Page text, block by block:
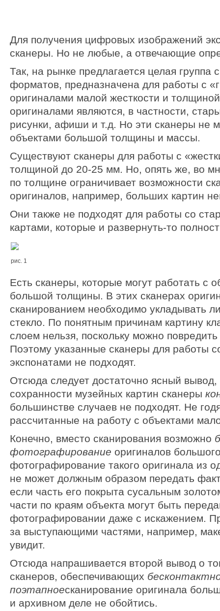
Для получения цифровых изображений
сканеры. Но не любые, а отвечающие
Так, на рынке предлагается целая группа
форматов, предназначена для работы с
оригиналами малой жесткости и
оригиналами являются, в частности,
рисунки, афиши и т.д. Но эти сканеры не
объектами большой толщины и массы.
Существуют сканеры для работы с
толщиной до 20-25 мм. Но, опять же, во
по толщине ограничивает возможности
оригиналов, например, больших картин
Они также не подходят для работы со
картами, которые и развернуть-то
рис. 1
Есть сканеры, которые могут работать с
большой толщины. В этих сканерах
сканированием необходимо укладывать
стекло. По понятным причинам картину
слоем нельзя, поскольку можно
Поэтому указанные сканеры для работы
экспонатами не подходят.
Отсюда следует достаточно ясный вывод,
сохранности музейных картин сканеры
большинстве случаев не подходят. Не
рассчитанные на работу с объектами
Конечно, вместо сканирования возможно
фотографирование оригиналов
фотографирование такого оригинала из
не может должным образом передать
если часть его покрыта сусальным
части по краям объекта могут быть
фотографировании даже с искажением.
за выступающими частями, например,
увидит.
Отсюда напрашивается второй вывод о
сканеров, обеспечивающих
поэтапноесканирование оригинала
и архивном деле не обойтись.